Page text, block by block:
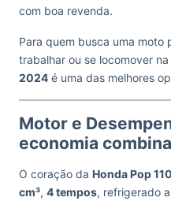
com boa revenda.
Para quem busca uma moto
trabalhar ou se locomover
2024 é uma das melhores
Motor e
economia
O coração da Honda Pop
cm³, 4 tempos, refrigerado